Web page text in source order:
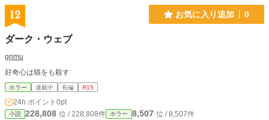
12 お気に入り追加 0
ダーク・ウェブ
grimu
好奇心は猫をも殺す
ホラー 連載中 長編 R15
24h.ポイント 0pt
小説 228,808 位 / 228,808件 ホラー 8,507 位 / 8,507件